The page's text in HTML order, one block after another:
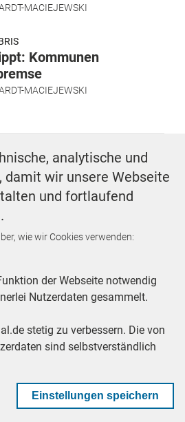
MACIEJEWSKI
Kommunen
MACIEJEWSKI
Stadtmarketing
ZUR STARTSEITE
AGB DATENSCHUTZ
KOMMUNALBESCHAFFUNG
Second Navigation
analytische und
damit wir unsere Webseite
und fortlaufend
wie wir Cookies verwenden:
der Webseite notwendig
Nutzerdaten gesammelt.
stetig zu verbessern. Die von
sind selbstverständlich
Einstellungen speichern